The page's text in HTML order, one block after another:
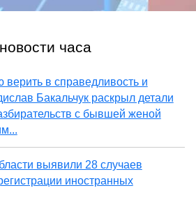
часа
в справедливость и
Бакальчук раскрыл детали
с бывшей женой
выявили 28 случаев
иностранных